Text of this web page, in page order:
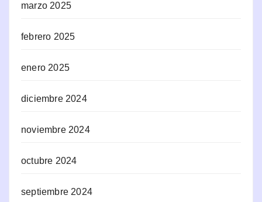
marzo 2025
febrero 2025
enero 2025
diciembre 2024
noviembre 2024
octubre 2024
septiembre 2024